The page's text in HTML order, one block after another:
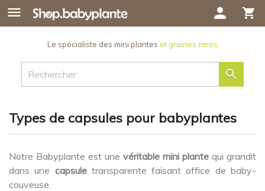
 shopping_cart
person
Le spécialiste des mini plantes et graines rares

Types de capsules pour babyplantes
Notre Babyplante est une véritable mini plante qui grandit
dans une capsuletransparente faisant office de baby-
couveuse.